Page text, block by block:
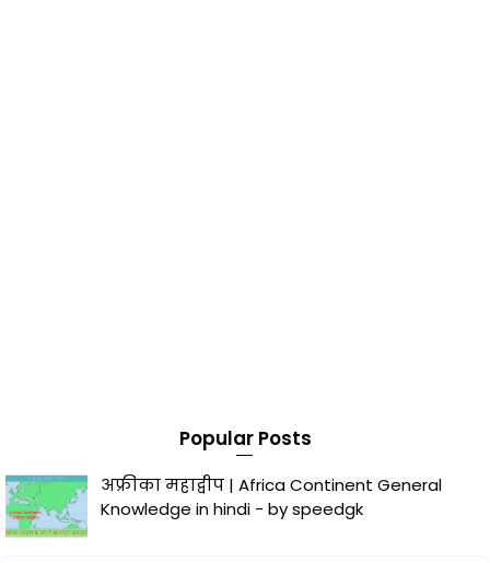
Popular Posts
अफ्रीका महाद्वीप | Africa Continent General
Knowledge in hindi - by speedgk